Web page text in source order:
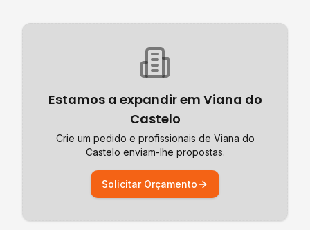
Estamos a expandir em Viana do
Castelo
Crie um pedido e profissionais de Viana do
Castelo enviam-lhe propostas.
Solicitar Orçamento